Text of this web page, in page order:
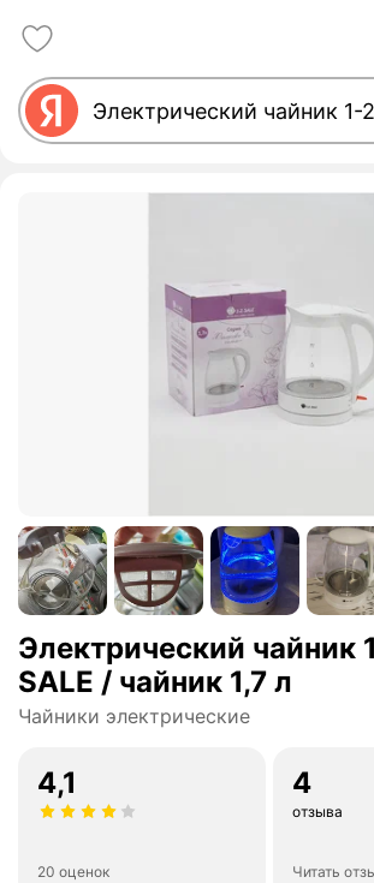
Электрический чайник
SALE / чайник 1,7 л
Чайники электрические
4,1
20 оценок
4
отзыва
Читать